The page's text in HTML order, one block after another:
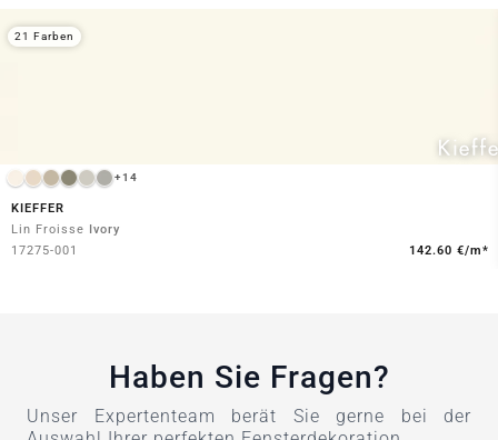
+14
KIEFFER
Lin Froisse
Ivory
17275-001
142.60 €/m*
21 Farben
Haben Sie Fragen?
Unser Expertenteam berät Sie gerne bei der